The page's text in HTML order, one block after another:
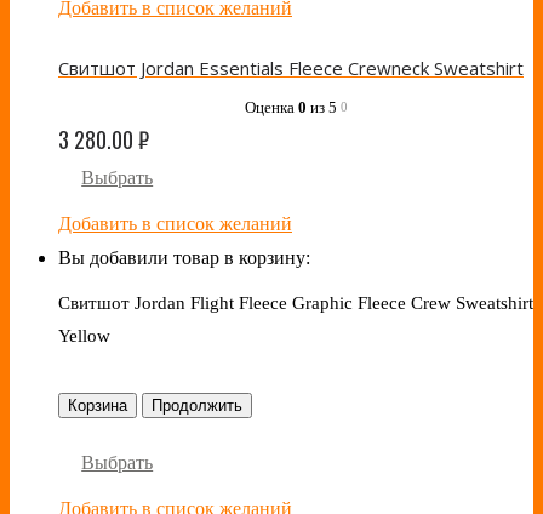
Добавить в список желаний
Свитшот Jordan Essentials Fleece Crewneck Sweatshirt
Оценка 0 из 5 0
3 280.00₽
Выбрать
Добавить в список желаний
Вы добавили товар в корзину:
Свитшот Jordan Flight Fleece Graphic Fleece Crew Sweatshirt
Yellow
Корзина Продолжить
Выбрать
Добавить в список желаний